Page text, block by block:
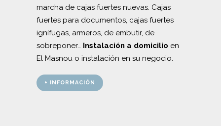
marcha de cajas fuertes nuevas. Cajas
fuertes para documentos, cajas fuertes
ignífugas, armeros, de embutir, de
sobreponer… Instalación a domicilio en
El Masnou o instalación en su negocio.
+ INFORMACIÓN